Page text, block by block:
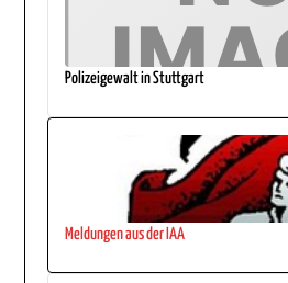
Polizeigewalt in Stuttgart
Meldungen aus der IAA